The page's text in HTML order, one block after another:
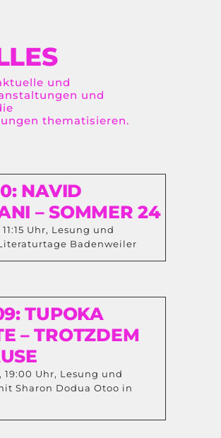
und
und
thematisieren.
NAVID
– SOMMER 24
Uhr, Lesung und
Badenweiler
TUPOKA
– TROTZDEM
19:00 Uhr, Lesung und
Sharon Dodua Otoo in